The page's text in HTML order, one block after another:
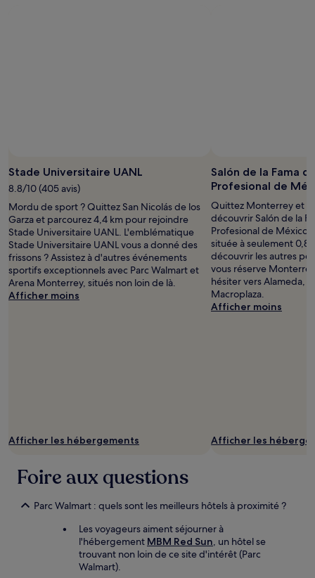
Stade Universitaire UANL
8.8/10 (405 avis)
Mordu de sport ? Quittez San Nicolás de los
Garza et parcourez 4,4 km pour rejoindre
Stade Universitaire UANL. L'emblématique
Stade Universitaire UANL vous a donné des
frissons ? Assistez à d'autres événements
sportifs exceptionnels avec Parc Walmart et
Arena Monterrey, situés non loin de là.
Afficher moins
Afficher les hébergements
Salón de la Fama
Profesional de
Quittez Monterrey et
découvrir Salón de la
Profesional de México,
située à seulement 0,8
découvrir les autres
vous réserve
hésiter vers Alameda,
Macroplaza.
Afficher moins
Afficher les
Foire aux questions
Parc Walmart : quels sont les meilleurs hôtels à proximité ?
Les voyageurs aiment séjourner à
l'hébergement MBM Red Sun, un hôtel se
trouvant non loin de ce site d'intérêt (Parc
Walmart).